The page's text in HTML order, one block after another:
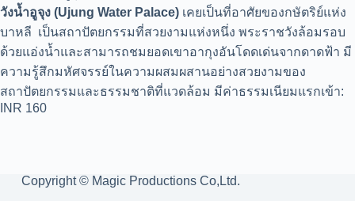
วังน้ำอูจุง (Ujung Water Palace) เคยเป็นที่อาศัยของกษัตริย์แห่ง
บาหลี เป็นสถาปัตยกรรมที่สวยงามแห่งหนึ่ง พระราชวังล้อมรอบ
ด้วยแอ่งน้ำและสามารถชมยอดเขาอากุงอันโดดเด่นจากดาดฟ้า มี
ความรู้สึกมหัศจรรย์ในความผสมผสานอย่างสวยงามของ
สถาปัตยกรรมและธรรมชาติที่แวดล้อม มีค่าธรรมเนียมแรกเข้า:
INR 160
Copyright © Magic Productions Co,Ltd.